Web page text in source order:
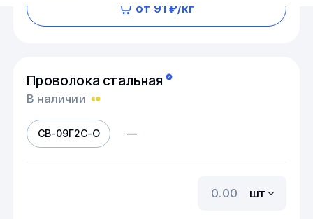
от 91 ₽/кг
Проволока стальная
В наличии
СВ-09Г2С-О —
шт